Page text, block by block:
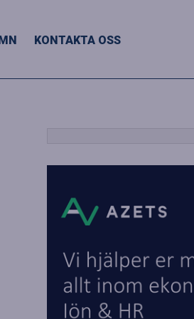
KONTAKTA OSS